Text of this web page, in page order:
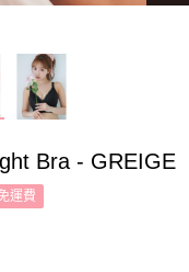
Bra - GREIGE
運費